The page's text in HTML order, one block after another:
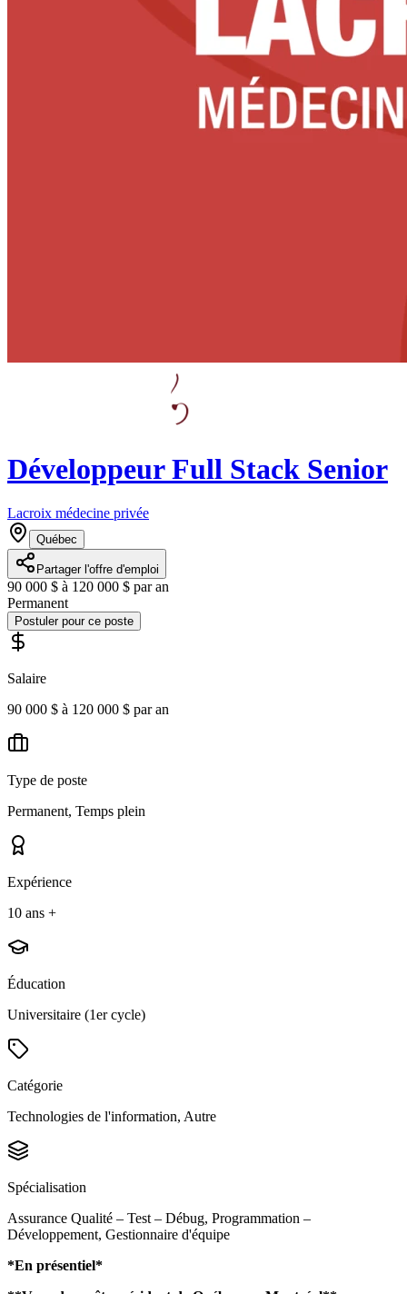
Développeur Full Stack Senior
Lacroix médecine privée
Québec
Partager l'offre d'emploi
90 000 $ à 120 000 $ par an
Permanent
Postuler pour ce poste
Salaire
90 000 $ à 120 000 $ par an
Type de poste
Permanent, Temps plein
Expérience
10 ans +
Éducation
Universitaire (1er cycle)
Catégorie
Technologies de l'information, Autre
Spécialisation
Assurance Qualité – Test – Débug, Programmation –
Développement, Gestionnaire d'équipe
*En présentiel*